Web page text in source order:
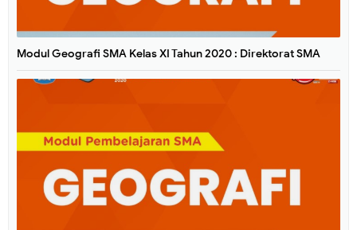
Modul Geografi SMA Kelas XI Tahun 2020 : Direktorat SMA